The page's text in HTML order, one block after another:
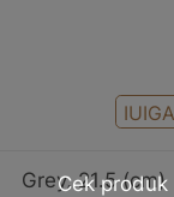
Grey, 21.5 (cm)
Cek